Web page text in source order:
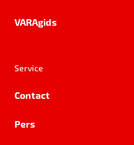
VARAgids
Service
Contact
Pers